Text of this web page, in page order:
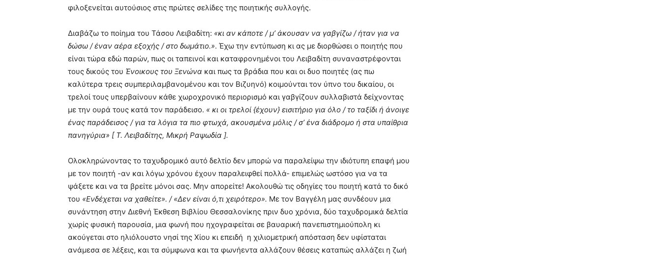
φιλοξενείται αυτούσιος στις πρώτες σελίδες της ποιητικής συλλογής.
Διαβάζω το ποίημα του Τάσου Λειβαδίτη: «κι αν κάποτε / μ’ άκουσαν να γαβγίζω / ήταν για να
δώσω / έναν αέρα εξοχής / στο δωμάτιο.». Έχω την εντύπωση κι ας με διορθώσει ο ποιητής που
είναι τώρα εδώ παρών, πως οι ταπεινοί και καταφρονημένοι του Λειβαδίτη συναναστρέφονται
τους δικούς του Ένοικους του Ξενώνα και πως τα βράδια που και οι δυο ποιητές (ας πω
καλύτερα τρεις συμπεριλαμβανομένου και τον Βιζυηνό) κοιμούνται τον ύπνο του δικαίου, οι
τρελοί τους υπερβαίνουν κάθε χωροχρονικό περιορισμό και γαβγίζουν συλλαβιστά δείχνοντας
με την ουρά τους κατά τον παράδεισο. « κι οι τρελοί {έχουν} εισιτήριο για όλο / το ταξίδι ή άνοιγε
ένας παράδεισος / για τα λόγια τα πιο φτωχά, ακουσμένα μόλις / σ’ ένα διάδρομο ή στα υπαίθρια
πανηγύρια» [ Τ. Λειβαδίτης, Μικρή Ραψωδία ].
Ολοκληρώνοντας το ταχυδρομικό αυτό δελτίο δεν μπορώ να παραλείψω την ιδιότυπη επαφή μου
με τον ποιητή -αν και λόγω χρόνου έχουν παραλειφθεί πολλά- επιμελώς ωστόσο για να τα
ψάξετε και να τα βρείτε μόνοι σας. Μην απορείτε! Ακολουθώ τις οδηγίες του ποιητή κατά το δικό
του «Ενδέχεται να χαθείτε». / «Δεν είναι ό,τι χειρότερο». Με τον Βαγγέλη μας συνδέουν μια
συνάντηση στην Διεθνή Έκθεση Βιβλίου Θεσσαλονίκης πριν δυο χρόνια, δύο ταχυδρομικά δελτία
χωρίς φυσική παρουσία, μια φωνή που ηχογραφείται σε βαυαρική πανεπιστημιούπολη κι
ακούγεται στο ηλιόλουστο νησί της Χίου κι επειδή η χιλιομετρική απόσταση δεν υφίσταται
ανάμεσα σε λέξεις, και τα σύμφωνα και τα φωνήεντα αλλάζουν θέσεις καταπώς αλλάζει η ζωή